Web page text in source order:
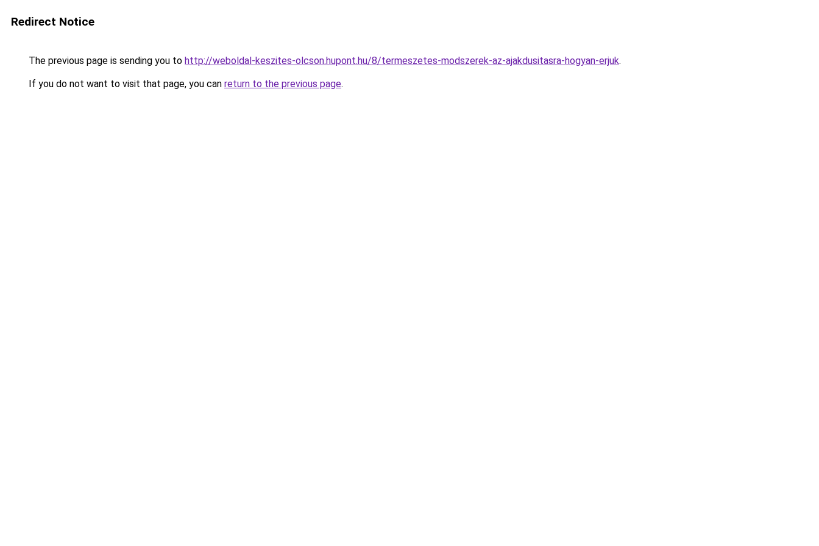
Redirect Notice
The previous page is sending you to http://weboldal-keszites-olcson.hupont.hu/8/termeszetes-modszerek-az-ajakdusitasra-hogyan-erjuk.
If you do not want to visit that page, you can return to the previous page.